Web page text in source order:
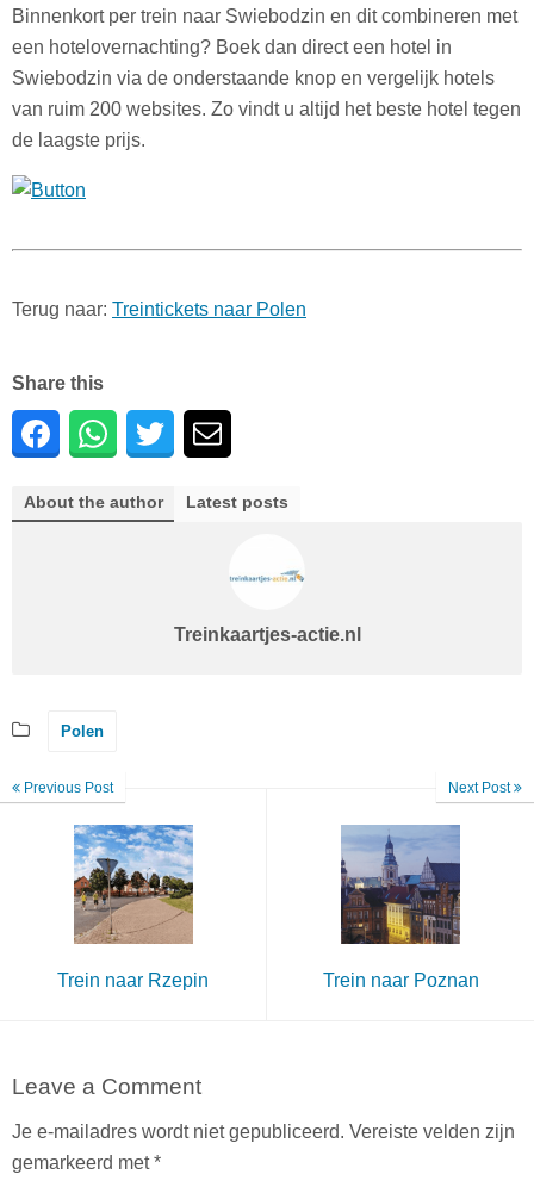
Binnenkort per trein naar Swiebodzin en dit combineren met
een hotelovernachting? Boek dan direct een hotel in
Swiebodzin via de onderstaande knop en vergelijk hotels
van ruim 200 websites. Zo vindt u altijd het beste hotel tegen
de laagste prijs.
Terug naar: Treintickets naar Polen
Share this
About the author Latest posts
Treinkaartjes-actie.nl
Polen
Previous Post
Trein naar Rzepin
Next Post
Trein naar Poznan
Leave a Comment
Je e-mailadres wordt niet gepubliceerd. Vereiste velden zijn
gemarkeerd met*